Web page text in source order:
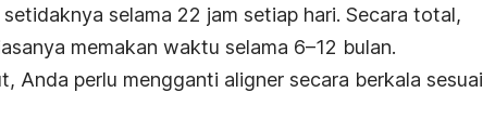
setidaknya selama 22 jam setiap hari. Secara total,
memakan waktu selama 6–12 bulan.
Anda perlu mengganti aligner secara berkala sesuai